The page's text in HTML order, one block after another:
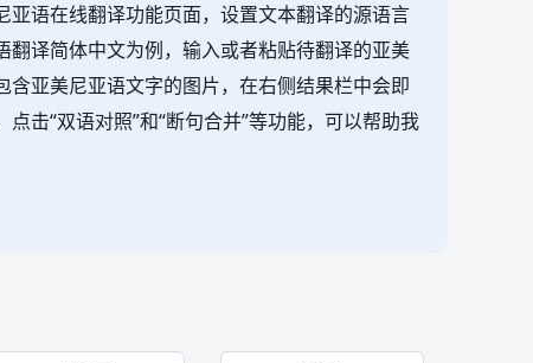
亚语在线翻译功能页面，设置文本翻译的源语言
翻译简体中文为例，输入或者粘贴待翻译的亚美
含亚美尼亚语文字的图片，在右侧结果栏中会即
击“双语对照”和“断句合并”等功能，可以帮助我